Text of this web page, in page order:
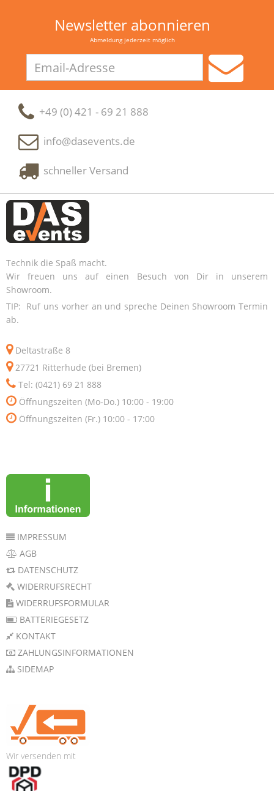
Newsletter abonnieren
Abmeldung jederzeit möglich
Adresse
+49 (0) 421 - 69 21 888
info@dasevents.de
schneller Versand
Technik die Spaß macht.
Wir freuen uns auf einen Besuch von Dir in unserem
Showroom.
TIP: Ruf uns vorher an und spreche Deinen Showroom Termin
ab.
Deltastraße 8
27721 Ritterhude (bei Bremen)
Tel: (0421) 69 21 888
Öffnungszeiten (Mo-Do.) 10:00 - 19:00
Öffnungszeiten (Fr.) 10:00 - 17:00
IMPRESSUM
AGB
DATENSCHUTZ
WIDERRUFSRECHT
WIDERRUFSFORMULAR
BATTERIEGESETZ
KONTAKT
ZAHLUNGSINFORMATIONEN
SIDEMAP
Wir versenden mit